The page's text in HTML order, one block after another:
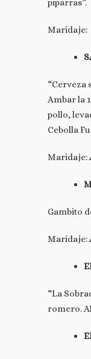
piparras”.
Maridaje:
“Cerveza
Ambar la
pollo,
Cebolla
Maridaje:
Gambito
Maridaje:
“La
romero.